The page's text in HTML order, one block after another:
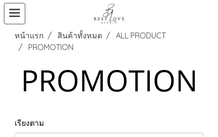
หน้าแรก สินค้าทั้งหมด
ALL PRODUCT
PROMOTION
PROMOTION
เรียงตาม